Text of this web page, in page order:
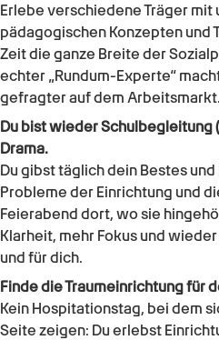
Erlebe verschiedene Träger
pädagogischen Konzepten und
Zeit die ganze Breite der
echter „Rundum-Experte“
gefragter auf dem Arbeitsmarkt.
Du bist wiederSchulbegleitung
Drama.
Du gibst täglich dein Bestes
Probleme der Einrichtung und
Feierabend dort, wo sie
Klarheit, mehr Fokus und
und für dich.
Finde die Traumeinrichtung für
Kein Hospitationstag, bei dem
Seite zeigen: Du erlebst